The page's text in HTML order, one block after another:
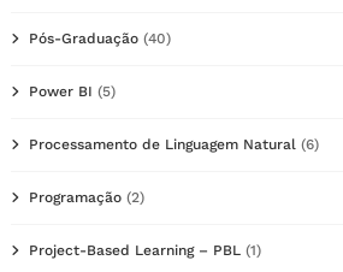
Pós-Graduação (40)
Power BI (5)
Processamento de Linguagem Natural (6)
Programação (2)
Project-Based Learning – PBL (1)